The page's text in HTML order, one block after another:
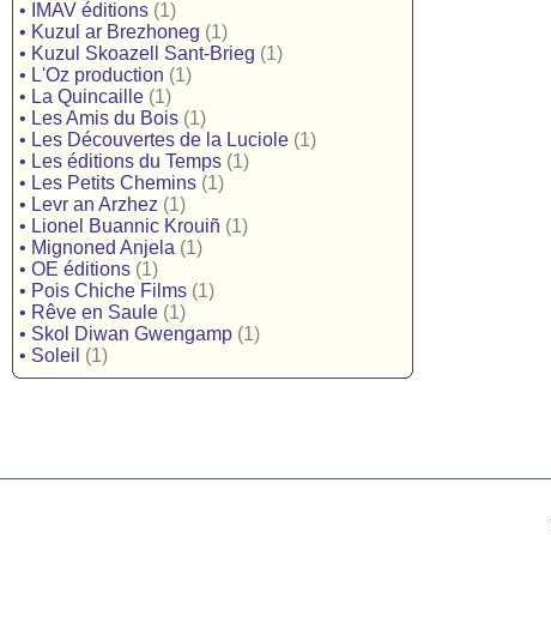
•
IMAV éditions (1)
• Kuzul ar Brezhoneg (1)
• Kuzul Skoazell Sant-Brieg (1)
• L'Oz production (1)
• La Quincaille (1)
• Les Amis du Bois (1)
• Les Découvertes de la Luciole (1)
• Les éditions du Temps (1)
• Les Petits Chemins (1)
• Levr an Arzhez (1)
• Lionel Buannic Krouiñ (1)
• Mignoned Anjela (1)
• OE éditions (1)
• Pois Chiche Films (1)
• Rêve en Saule (1)
• Skol Diwan Gwengamp (1)
• Soleil (1)